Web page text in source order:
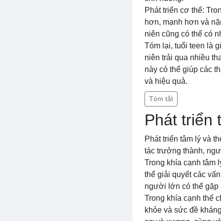
Phát triển cơ thể:
hơn, mạnh hơn và
niên cũng có thể có
Tóm lại, tuổi teen là
niên trải qua nhiều
này có thể giúp các
và hiệu quả.
Tóm tắt
Phát triển
Phát triển tâm lý và
tác trưởng thành,
Trong khía cạnh tâm
thể giải quyết các
người lớn có thể gặp
Trong khía cạnh thể
khỏe và sức đề